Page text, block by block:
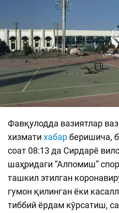
Фавқулодда вазиятлар
хизмати хабарберишича,
соат 08:13 да Сирдарё
шаҳридаги “Алпомиш”
ташкил этилган
гумон қилинган ёки
тиббий ёрдам кўрсатиш,